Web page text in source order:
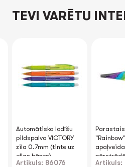
TEVI VARĒTU
Automātiska lodīšu
pildspalva VICTORY
zila 0.7mm (tinte uz
eļļas bāzes)
Artikuls: 86076
Parastais
Artikuls: